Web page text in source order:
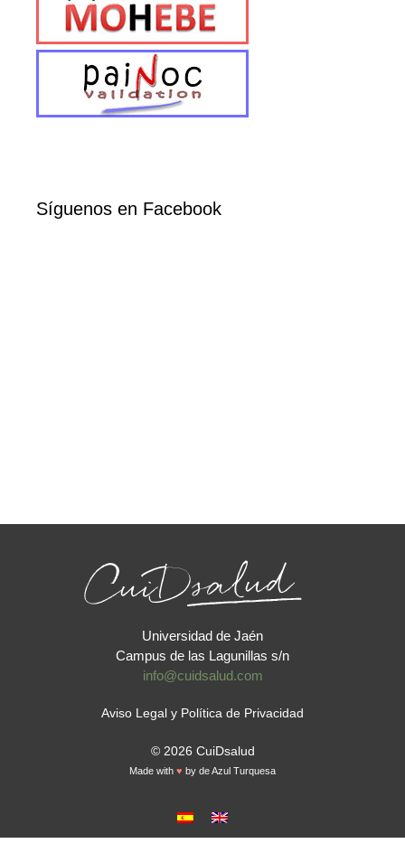
Síguenos en Facebook
Universidad de Jaén
Campus de las Lagunillas s/n
info@cuidsalud.com
Aviso Legal y Política de Privacidad
© 2026 CuiDsalud
Made with ♥ by de Azul Turquesa